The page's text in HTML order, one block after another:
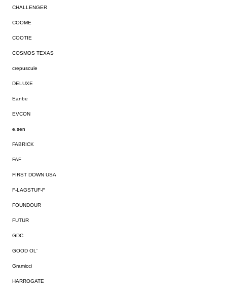
CHALLENGER
COOME
COOTIE
COSMOS TEXAS
crepuscule
DELUXE
Eanbe
EVCON
e.sen
FABRICK
FAF
FIRST DOWN USA
F-LAGSTUF-F
FOUNDOUR
FUTUR
GDC
GOOD OL'
Gramicci
HARROGATE